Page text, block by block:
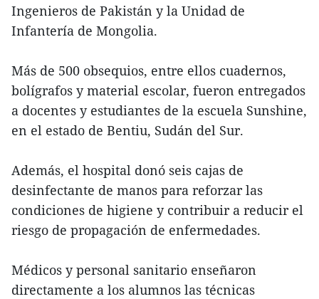
Ingenieros de Pakistán y la Unidad de
Infantería de Mongolia.
Más de 500 obsequios, entre ellos cuadernos,
bolígrafos y material escolar, fueron entregados
a docentes y estudiantes de la escuela Sunshine,
en el estado de Bentiu, Sudán del Sur.
Además, el hospital donó seis cajas de
desinfectante de manos para reforzar las
condiciones de higiene y contribuir a reducir el
riesgo de propagación de enfermedades.
Médicos y personal sanitario enseñaron
directamente a los alumnos las técnicas